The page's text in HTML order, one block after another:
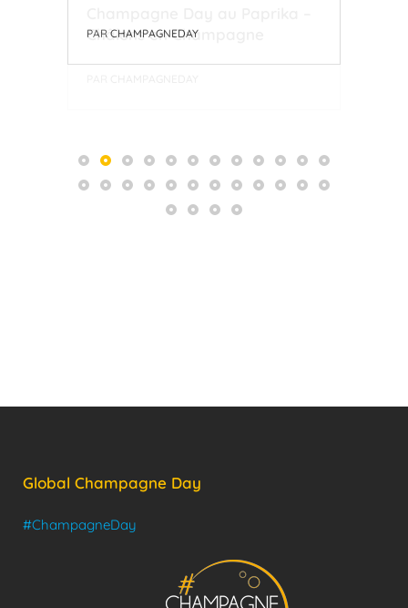
PAR CHAMPAGNEDAY
Global Champagne Day
#ChampagneDay